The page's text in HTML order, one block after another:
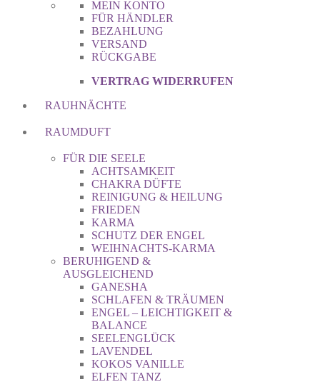
MEIN KONTO
FÜR HÄNDLER
BEZAHLUNG
VERSAND
RÜCKGABE
VERTRAG WIDERRUFEN
RAUHNÄCHTE
RAUMDUFT
FÜR DIE SEELE
ACHTSAMKEIT
CHAKRA DÜFTE
REINIGUNG & HEILUNG
FRIEDEN
KARMA
SCHUTZ DER ENGEL
WEIHNACHTS-KARMA
BERUHIGEND &
AUSGLEICHEND
GANESHA
SCHLAFEN & TRÄUMEN
ENGEL – LEICHTIGKEIT &
BALANCE
SEELENGLÜCK
LAVENDEL
KOKOS VANILLE
ELFEN TANZ